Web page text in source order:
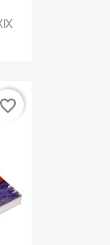
favorite_border